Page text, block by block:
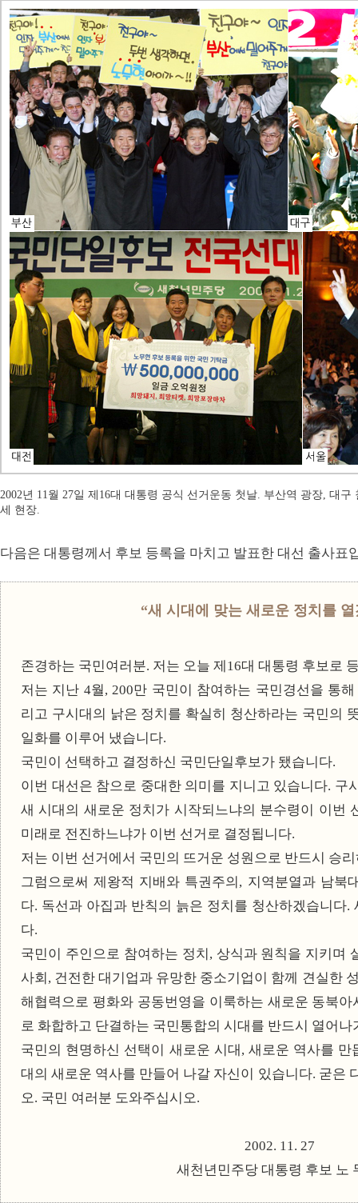
2002년 11월 27일 제16대 대통령 공식 선거운동 첫날. 부산역 광장, 대
세 현장.
다음은 대통령께서 후보 등록을 마치고 발표한 대선 출사표
“새 시대에 맞는 새로운 정치를
존경하는 국민여러분. 저는 오늘 제16대 대통령 후보로
저는 지난 4월, 200만 국민이 참여하는 국민경선을 통
리고 구시대의 낡은 정치를 확실히 청산하라는 국민의
일화를 이루어 냈습니다.
국민이 선택하고 결정하신 국민단일후보가 됐습니다.
이번 대선은 참으로 중대한 의미를 지니고 있습니다. 구
새 시대의 새로운 정치가 시작되느냐의 분수령이 이번
미래로 전진하느냐가 이번 선거로 결정됩니다.
저는 이번 선거에서 국민의 뜨거운 성원으로 반드시 승
그럼으로써 제왕적 지배와 특권주의, 지역분열과 남북
다. 독선과 아집과 반칙의 늙은 정치를 청산하겠습니다.
다.
국민이 주인으로 참여하는 정치, 상식과 원칙을 지키며
사회, 건전한 대기업과 유망한 중소기업이 함께 견실한
해협력으로 평화와 공동번영을 이룩하는 새로운 동북
로 화합하고 단결하는 국민통합의 시대를 반드시 열어나
국민의 현명하신 선택이 새로운 시대, 새로운 역사를
대의 새로운 역사를 만들어 나갈 자신이 있습니다. 굳은
오. 국민 여러분 도와주십시오.
2002. 11. 27
새천년민주당 대통령 후보 노